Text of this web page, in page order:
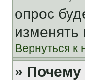
опрос
изменять
Вернуться к
» Почему